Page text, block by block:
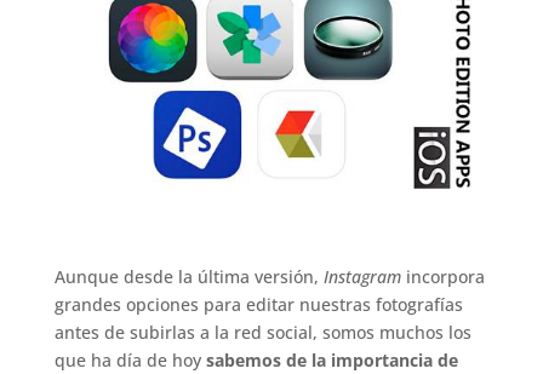
Aunque desde la última versión, Instagramincorpora
grandes opciones para editar nuestras fotografías
antes de subirlas a la red social, somos muchos los
que ha día de hoy sabemos de la importancia de